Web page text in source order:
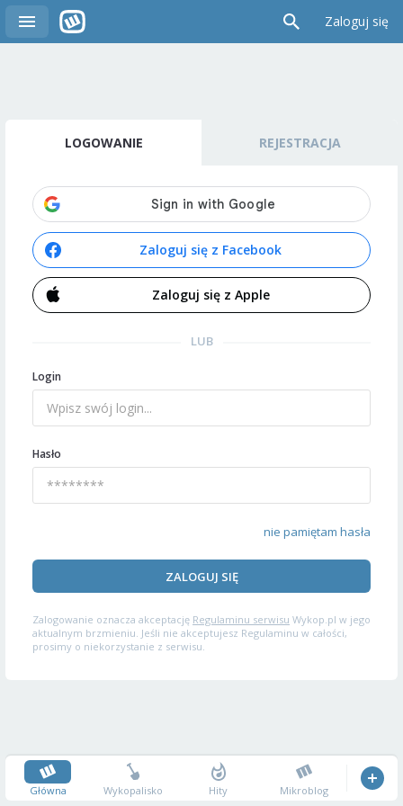
Zaloguj się
LOGOWANIE REJESTRACJA
Zaloguj się z Facebook
Zaloguj się z Apple
LUB
Login
Hasło
nie pamiętam hasła
ZALOGUJ SIĘ
Zalogowanie oznacza akceptację Regulaminu serwisu Wykop.pl w jego
aktualnym brzmieniu. Jeśli nie akceptujesz Regulaminu w całości,
prosimy o niekorzystanie z serwisu.
Główna Wykopalisko Hity Mikroblog